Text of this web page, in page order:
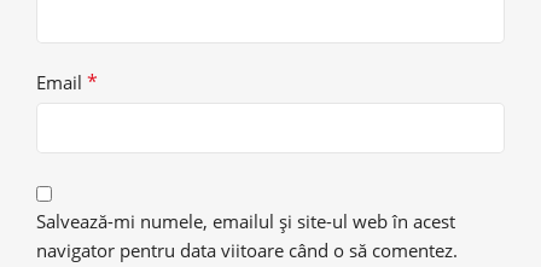
Email *
Salvează-mi numele, emailul și site-ul web în acest
navigator pentru data viitoare când o să comentez.